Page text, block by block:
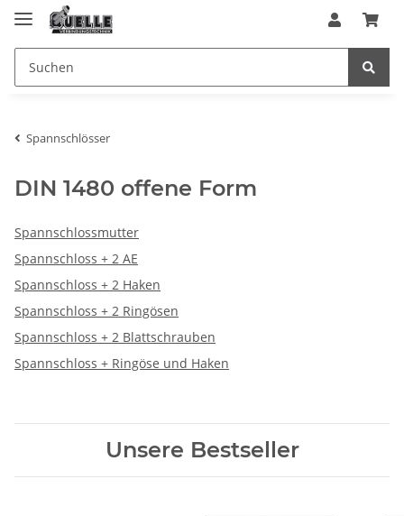
Spannschlösser
DIN 1480 offene Form
Spannschlossmutter
Spannschloss + 2 AE
Spannschloss + 2 Haken
Spannschloss + 2 Ringösen
Spannschloss + 2 Blattschrauben
Spannschloss + Ringöse und Haken
Unsere Bestseller